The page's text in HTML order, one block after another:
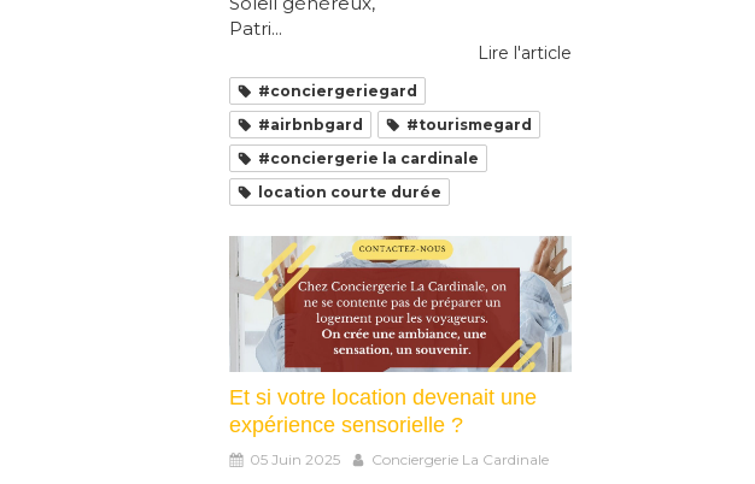
Patri...
Lire l'article
#conciergeriegard
#airbnbgard
#tourismegard
#conciergerie la cardinale
location courte durée
Et si votre location devenait une
expérience sensorielle ?
05 Juin 2025 Conciergerie La Cardinale